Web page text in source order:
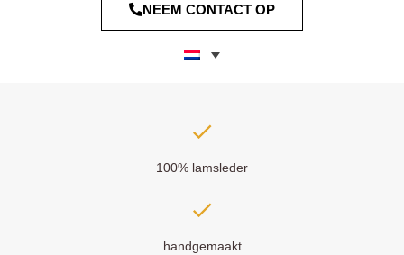
NEEM CONTACT OP
100% lamsleder
handgemaakt